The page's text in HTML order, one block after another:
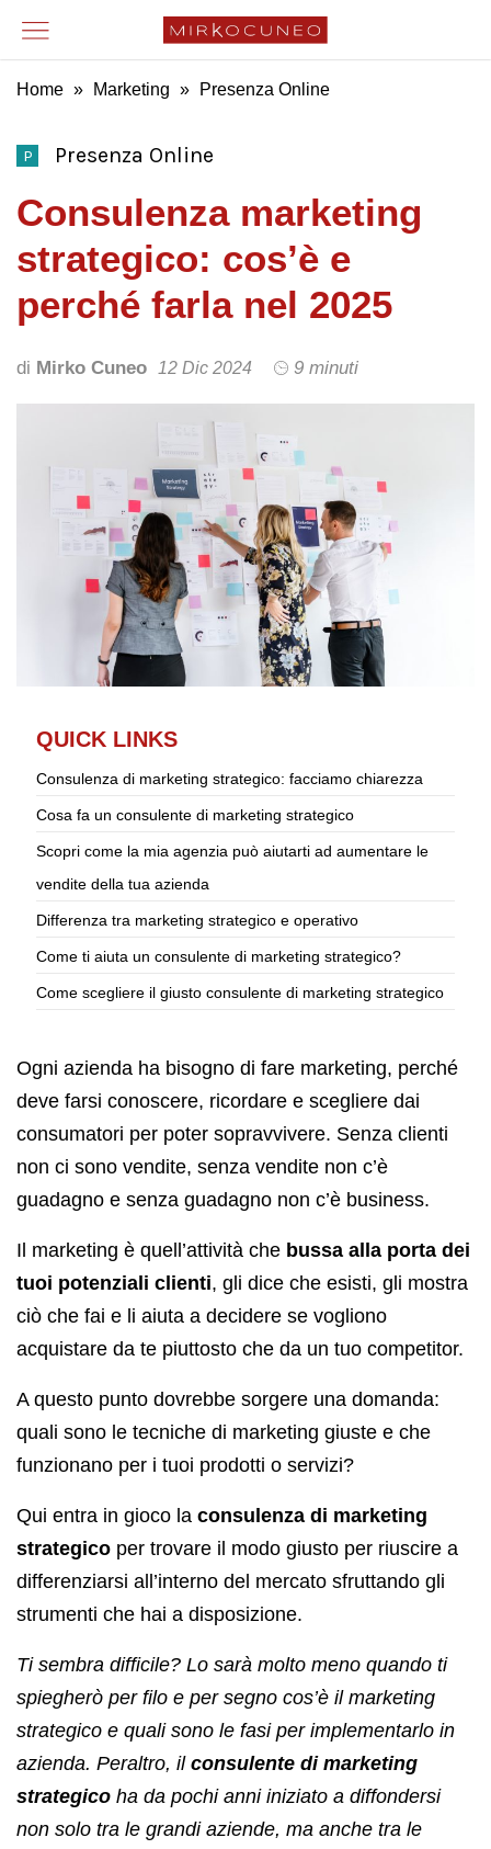
Home » Marketing » Presenza Online
P Presenza Online
Consulenza marketing
strategico: cos’è e
perché farla nel 2025
di Mirko Cuneo 12 Dic 2024 9 minuti
QUICK LINKS
Consulenza di marketing strategico: facciamo chiarezza
Cosa fa un consulente di marketing strategico
Scopri come la mia agenzia può aiutarti ad aumentare le
vendite della tua azienda
Differenza tra marketing strategico e operativo
Come ti aiuta un consulente di marketing strategico?
Come scegliere il giusto consulente di marketing strategico
Ogni azienda ha bisogno di fare marketing, perché
deve farsi conoscere, ricordare e scegliere dai
consumatori per poter sopravvivere. Senza clienti
non ci sono vendite, senza vendite non c’è
guadagno e senza guadagno non c’è business.
Il marketing è quell’attività che bussa alla porta dei
tuoi potenziali clienti, gli dice che esisti, gli mostra
ciò che fai e li aiuta a decidere se vogliono
acquistare da te piuttosto che da un tuo competitor.
A questo punto dovrebbe sorgere una domanda:
quali sono le tecniche di marketing giuste e che
funzionano per i tuoi prodotti o servizi?
Qui entra in gioco la consulenza di marketing
strategico per trovare il modo giusto per riuscire a
differenziarsi all’interno del mercato sfruttando gli
strumenti che hai a disposizione.
Ti sembra difficile? Lo sarà molto meno quando ti
spiegherò per filo e per segno cos’è il marketing
strategico e quali sono le fasi per implementarlo in
azienda. Peraltro, il consulente di marketing
strategico ha da pochi anni iniziato a diffondersi
non solo tra le grandi aziende, ma anche tra le